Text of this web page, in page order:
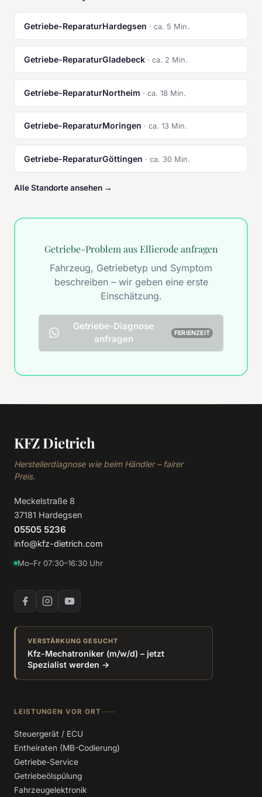
Getriebe-ReparaturHardegsen · ca. 5 Min.
Getriebe-ReparaturGladebeck · ca. 2 Min.
Getriebe-ReparaturNortheim · ca. 18 Min.
Getriebe-ReparaturMoringen · ca. 13 Min.
Getriebe-ReparaturGöttingen · ca. 30 Min.
Alle Standorte ansehen →
Getriebe-Problem aus Ellierode anfragen
Fahrzeug, Getriebetyp und Symptom
beschreiben – wir geben eine erste
Einschätzung.
Getriebe-Diagnose
anfragen
FERIENZEIT
KFZ Dietrich
Herstellerdiagnose wie beim Händler – fairer
Preis.
Meckelstraße 8
37181 Hardegsen
05505 5236
info@kfz-dietrich.com
Mo–Fr 07:30–16:30 Uhr
VERSTÄRKUNG GESUCHT
Kfz-Mechatroniker (m/w/d) – jetzt
Spezialist werden →
LEISTUNGEN VOR ORT
Steuergerät / ECU
Entheiraten (MB-Codierung)
Getriebe-Service
Getriebeölspülung
Fahrzeugelektronik